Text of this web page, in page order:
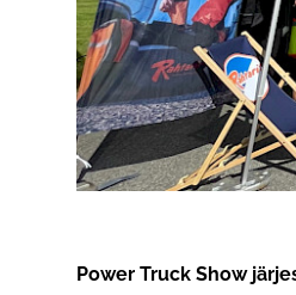
Power Truck Show